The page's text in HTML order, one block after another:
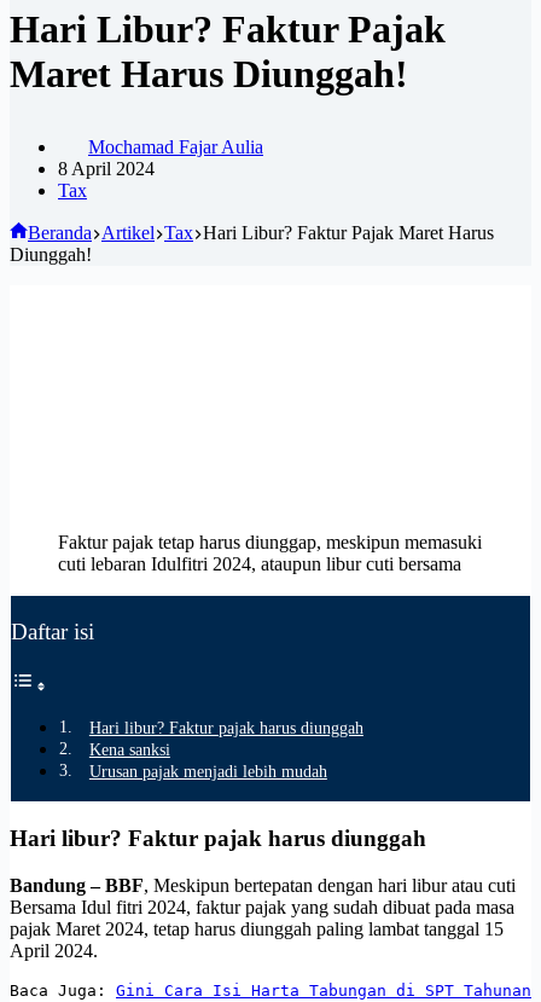
Hari Libur? Faktur Pajak
Maret Harus Diunggah!
Mochamad Fajar Aulia
8 April 2024
Tax
Beranda Artikel Tax Hari Libur? Faktur Pajak Maret Harus
Diunggah!
Faktur pajak tetap harus diunggap, meskipun memasuki
cuti lebaran Idulfitri 2024, ataupun libur cuti bersama
Daftar isi
Hari libur? Faktur pajak harus diunggah
Kena sanksi
Urusan pajak menjadi lebih mudah
Hari libur? Faktur pajak harus diunggah
Bandung – BBF, Meskipun bertepatan dengan hari libur atau cuti
Bersama Idul fitri 2024, faktur pajak yang sudah dibuat pada masa
pajak Maret 2024, tetap harus diunggah paling lambat tanggal 15
April 2024.
Baca Juga: Gini Cara Isi Harta Tabungan di SPT Tahunan